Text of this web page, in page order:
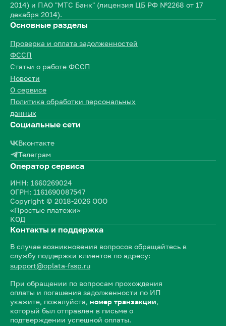
2014) и ПАО "МТС Банк" (лицензия ЦБ РФ №2268 от 17
декабря 2014).
Основные разделы
Проверка и оплата задолженностей
ФССП
Статьи о работе ФССП
Новости
О сервисе
Политика обработки персональных
данных
Социальные сети
Вконтакте
Телеграм
Оператор сервиса
ИНН: 1660269024
ОГРН: 1161690087547
Copyright © 2018-2026 ООО
«Простые платежи»
КОД
Контакты и поддержка
В случае возникновения вопросов обращайтесь в
службу поддержки клиентов по адресу:
support@oplata-fssp.ru
При обращении по вопросам прохождения
оплаты и погашения задолженности по ИП
укажите, пожалуйста, номер транзакции,
который был отправлен в письме о
подтверждении успешной оплаты.